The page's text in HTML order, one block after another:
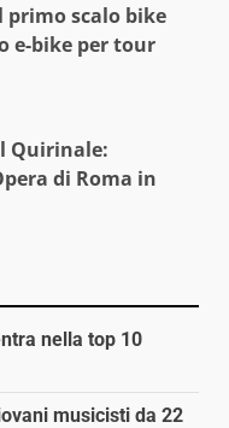
primo scalo bike
e-bike per tour
Quirinale:
di Roma in
nella top 10
musicisti da 22